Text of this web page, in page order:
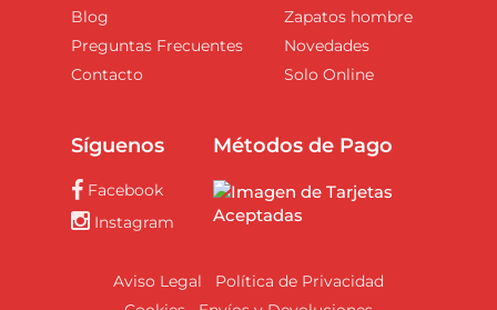
Blog
Preguntas Frecuentes
Contacto
Zapatos hombre
Novedades
Solo Online
Síguenos
Facebook
Instagram
Métodos de Pago
Aviso Legal
Política de Privacidad